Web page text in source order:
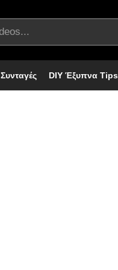
Συνταγές DIY Έξυπνα Tips